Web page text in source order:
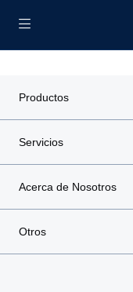
Productos
Servicios
Acerca de Nosotros
Otros